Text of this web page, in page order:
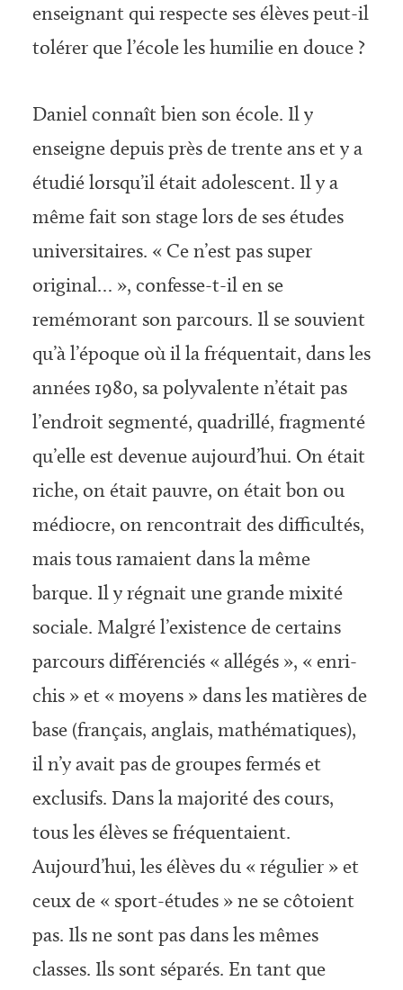
enseignant qui respecte ses élèves peut-il
tolérer que l’école les humilie en douce ?
Daniel connaît bien son école. Il y
enseigne depuis près de trente ans et y a
étudié lorsqu’il était adolescent. Il y a
même fait son stage lors de ses études
universitaires. « Ce n’est pas super
original… », confesse-t-il en se
remémorant son parcours. Il se souvient
qu’à l’époque où il la fréquentait, dans les
années 1980, sa polyvalente n’était pas
l’endroit seg­menté, quadrillé, fragmenté
qu’elle est devenue aujourd’hui. On était
riche, on était pauvre, on était bon ou
médiocre, on rencontrait des difficultés,
mais tous ramaient dans la même
barque. Il y régnait une grande mixité
sociale. Malgré l’exis­tence de certains
parcours différenciés « allégés », « enri­
chis » et « moyens » dans les matières de
base (français, anglais, mathématiques),
il n’y avait pas de groupes fermés et
exclusifs. Dans la majorité des cours,
tous les élèves se fréquentaient.
Aujourd’hui, les élèves du « régulier » et
ceux de « sport-études » ne se côtoient
pas. Ils ne sont pas dans les mêmes
classes. Ils sont séparés. En tant que